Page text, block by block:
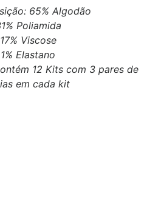
65% Algodão
Poliamida
17% Viscose
1% Elastano
12 Kits com 3 pares de
em cada kit